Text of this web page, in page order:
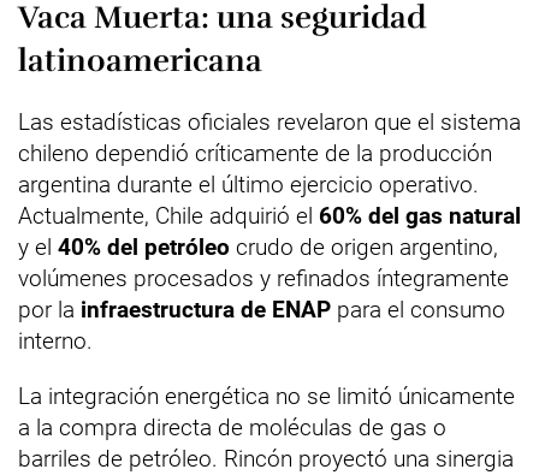
Vaca Muerta: una seguridad
latinoamericana
Las estadísticas oficiales revelaron que el sistema
chileno dependió críticamente de la producción
argentina durante el último ejercicio operativo.
Actualmente, Chile adquirió el 60% del gas natural
y el 40% del petróleo crudo de origen argentino,
volúmenes procesados y refinados íntegramente
por la infraestructura de ENAP para el consumo
interno.
La integración energética no se limitó únicamente
a la compra directa de moléculas de gas o
barriles de petróleo. Rincón proyectó una sinergia